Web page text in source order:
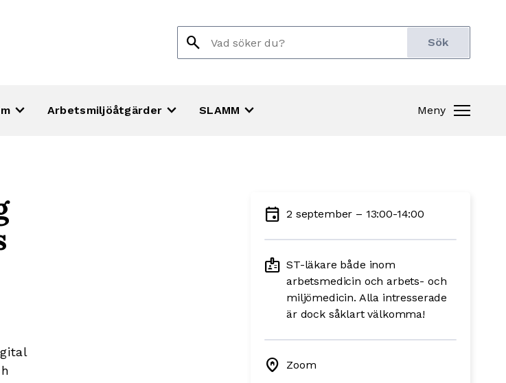
search
Sök
efter:
keyboard_arrow_down Arbetsmiljöåtgärder keyboard_arrow_down SLAMM keyboard_arrow_down Meny
event 2 september – 13:00-14:00
badge ST-läkare både inom
arbetsmedicin och arbets- och
miljömedicin. Alla intresserade
är dock såklart välkomma!
home_pin Zoom